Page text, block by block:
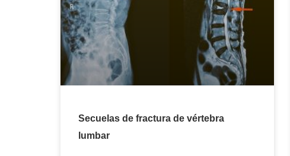
Secuelas de fractura de vértebra
lumbar